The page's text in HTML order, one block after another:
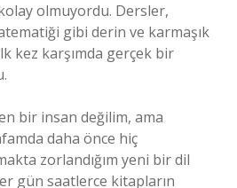
olmuyordu. Dersler,
gibi derin ve karmaşık
kez karşımda gerçek bir
bir insan değilim, ama
daha önce hiç
zorlandığım yeni bir dil
gün saatlerce kitapların